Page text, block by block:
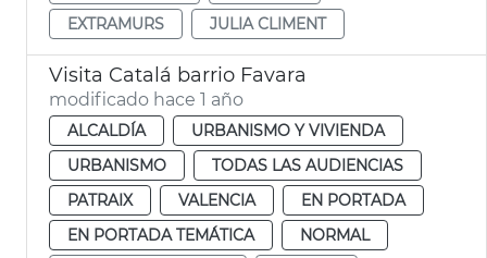
EXTRAMURS
JULIA CLIMENT
Visita Catalá barrio Favara
modificado hace 1 año
ALCALDÍA
URBANISMO Y VIVIENDA
URBANISMO
TODAS LAS AUDIENCIAS
PATRAIX
VALENCIA
EN PORTADA
EN PORTADA TEMÁTICA
NORMAL